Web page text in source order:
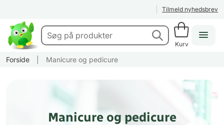
Tilmeld nyhedsbrev
Kurv
Forside Manicure og pedicure
Manicure og pedicure